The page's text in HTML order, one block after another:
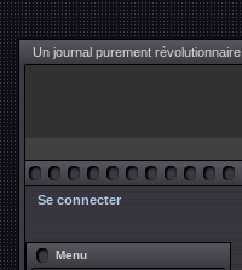
Un journal purement révolutionnaire
Se connecter
Menu